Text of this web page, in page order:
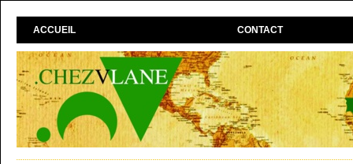
ACCUEIL CONTACT